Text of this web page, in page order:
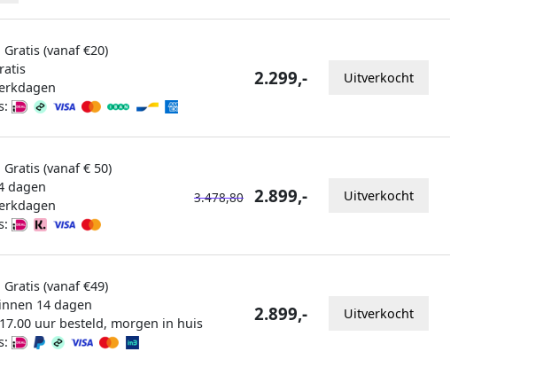
(vanaf €20)
2.299,- Uitverkocht
(vanaf € 50)
dagen
3.478,80 2.899,- Uitverkocht
(vanaf €49)
14 dagen
uur besteld, morgen in huis
2.899,- Uitverkocht